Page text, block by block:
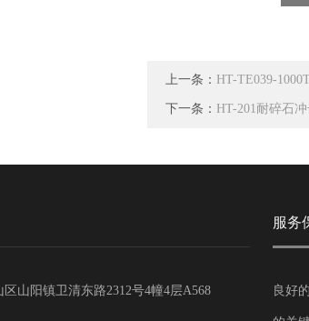
上一条： HT-TE039-
下一条： HT-201耐碎石
山阳镇卫清东路2312号4幢4层A568
服务
良好